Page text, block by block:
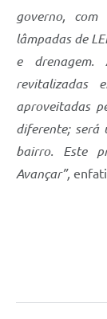
governo, com
lâmpadas de
e drenagem.
revitalizadas
aproveitadas
diferente; será
bairro. Este
Avançar”,